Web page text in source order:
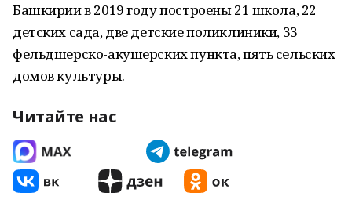
Башкирии в 2019 году построены 21 школа, 22
детских сада, две детские поликлиники, 33
фельдшерско-акушерских пункта, пять сельских
домов культуры.
Читайте нас